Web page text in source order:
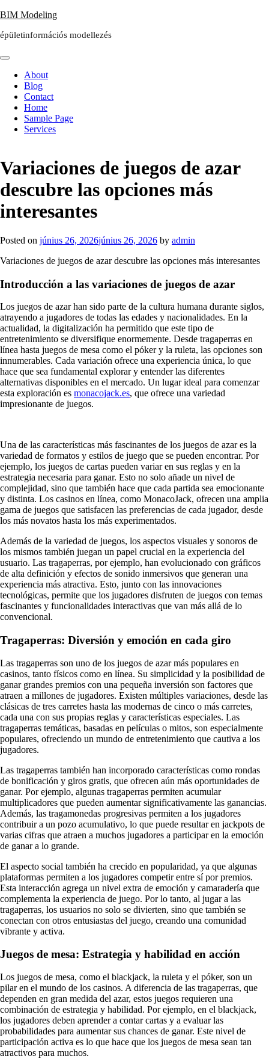
Skip
content
BIM Modeling
épületinformációs modellezés
About
Blog
Contact
Home
Sample Page
Services
Variaciones de juegos de azar
descubre las opciones más
interesantes
Posted on június 26, 2026június 26, 2026 by admin
Variaciones de juegos de azar descubre las opciones más interesantes
Introducción a las variaciones de juegos de azar
Los juegos de azar han sido parte de la cultura humana durante siglos,
atrayendo a jugadores de todas las edades y nacionalidades. En la
actualidad, la digitalización ha permitido que este tipo de
entretenimiento se diversifique enormemente. Desde tragaperras en
línea hasta juegos de mesa como el póker y la ruleta, las opciones son
innumerables. Cada variación ofrece una experiencia única, lo que
hace que sea fundamental explorar y entender las diferentes
alternativas disponibles en el mercado. Un lugar ideal para comenzar
esta exploración es monacojack.es, que ofrece una variedad
impresionante de juegos.
Una de las características más fascinantes de los juegos de azar es la
variedad de formatos y estilos de juego que se pueden encontrar. Por
ejemplo, los juegos de cartas pueden variar en sus reglas y en la
estrategia necesaria para ganar. Esto no solo añade un nivel de
complejidad, sino que también hace que cada partida sea emocionante
y distinta. Los casinos en línea, como MonacoJack, ofrecen una amplia
gama de juegos que satisfacen las preferencias de cada jugador, desde
los más novatos hasta los más experimentados.
Además de la variedad de juegos, los aspectos visuales y sonoros de
los mismos también juegan un papel crucial en la experiencia del
usuario. Las tragaperras, por ejemplo, han evolucionado con gráficos
de alta definición y efectos de sonido inmersivos que generan una
experiencia más atractiva. Esto, junto con las innovaciones
tecnológicas, permite que los jugadores disfruten de juegos con temas
fascinantes y funcionalidades interactivas que van más allá de lo
convencional.
Tragaperras: Diversión y emoción en cada giro
Las tragaperras son uno de los juegos de azar más populares en
casinos, tanto físicos como en línea. Su simplicidad y la posibilidad de
ganar grandes premios con una pequeña inversión son factores que
atraen a millones de jugadores. Existen múltiples variaciones, desde las
clásicas de tres carretes hasta las modernas de cinco o más carretes,
cada una con sus propias reglas y características especiales. Las
tragaperras temáticas, basadas en películas o mitos, son especialmente
populares, ofreciendo un mundo de entretenimiento que cautiva a los
jugadores.
Las tragaperras también han incorporado características como rondas
de bonificación y giros gratis, que ofrecen aún más oportunidades de
ganar. Por ejemplo, algunas tragaperras permiten acumular
multiplicadores que pueden aumentar significativamente las ganancias.
Además, las tragamonedas progresivas permiten a los jugadores
contribuir a un pozo acumulativo, lo que puede resultar en jackpots de
varias cifras que atraen a muchos jugadores a participar en la emoción
de ganar a lo grande.
El aspecto social también ha crecido en popularidad, ya que algunas
plataformas permiten a los jugadores competir entre sí por premios.
Esta interacción agrega un nivel extra de emoción y camaradería que
complementa la experiencia de juego. Por lo tanto, al jugar a las
tragaperras, los usuarios no solo se divierten, sino que también se
conectan con otros entusiastas del juego, creando una comunidad
vibrante y activa.
Juegos de mesa: Estrategia y habilidad en acción
Los juegos de mesa, como el blackjack, la ruleta y el póker, son un
pilar en el mundo de los casinos. A diferencia de las tragaperras, que
dependen en gran medida del azar, estos juegos requieren una
combinación de estrategia y habilidad. Por ejemplo, en el blackjack,
los jugadores deben aprender a contar cartas y a evaluar las
probabilidades para aumentar sus chances de ganar. Este nivel de
participación activa es lo que hace que los juegos de mesa sean tan
atractivos para muchos.